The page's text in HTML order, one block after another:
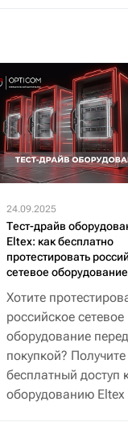
24.09.2025
Тест-драйв
Eltex: как бесплатно
протестировать
сетевое оборудование
Хотите
российское сетевое
оборудование перед
покупкой? Получите
бесплатный доступ
оборудованию Eltex